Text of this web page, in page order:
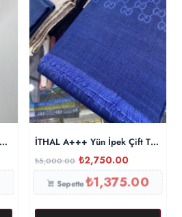
İTHAL A+++ Yün İpek Çift Taraflı
₺5,000.00 ₺2,750.00
Sepette₺1,375.00